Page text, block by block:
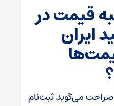
قیمت در
ایران
می‌گوید ثبت‌نام